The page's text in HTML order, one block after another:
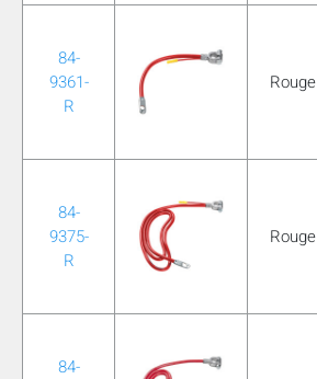
84-
9361-
R
Rouge
84-
9375-
R
Rouge
84-